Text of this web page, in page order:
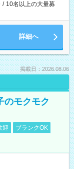
/ 10名以上の大量募
詳細へ
掲載日：2026.08.06
のモクモク
迎
ブランクOK